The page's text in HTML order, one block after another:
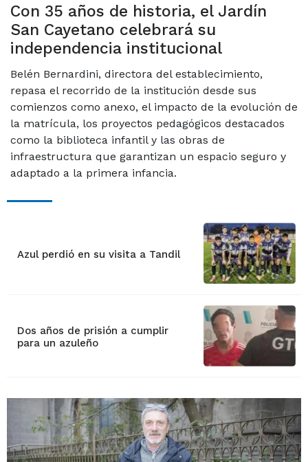
Con 35 años de historia, el Jardín
San Cayetano celebrará su
independencia institucional
Belén Bernardini, directora del establecimiento,
repasa el recorrido de la institución desde sus
comienzos como anexo, el impacto de la evolución de
la matrícula, los proyectos pedagógicos destacados
como la biblioteca infantil y las obras de
infraestructura que garantizan un espacio seguro y
adaptado a la primera infancia.
Azul perdió en su visita a Tandil
Dos años de prisión a cumplir
para un azuleño